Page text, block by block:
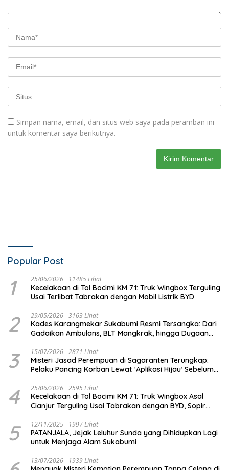
Simpan nama, email, dan situs web saya pada peramban ini
untuk komentar saya berikutnya.
Popular Post
1 25/06/2026 11485 Lihat
Kecelakaan di Tol Bocimi KM 71: Truk Wingbox Terguling
Usai Terlibat Tabrakan dengan Mobil Listrik BYD
2 29/05/2026 3163 Lihat
Kades Karangmekar Sukabumi Resmi Tersangka: Dari
Gadaikan Ambulans, BLT Mangkrak, hingga Dugaan
3 15/07/2026 2871 Lihat
Misteri Jasad Perempuan di Sagaranten Terungkap:
Pelaku Pancing Korban Lewat ‘Aplikasi Hijau’ Sebelum
4 25/06/2026 2595 Lihat
Kecelakaan di Tol Bocimi KM 71: Truk Wingbox Asal
Cianjur Terguling Usai Tabrakan dengan BYD, Sopir
5 12/11/2025 1997 Lihat
PATANJALA, Jejak Leluhur Sunda yang Dihidupkan Lagi
untuk Menjaga Alam Sukabumi
13/07/2026 1939 Lihat